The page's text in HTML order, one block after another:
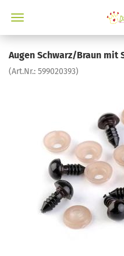
Augen Schwarz/Braun mit
(Art.Nr.: 599020393)